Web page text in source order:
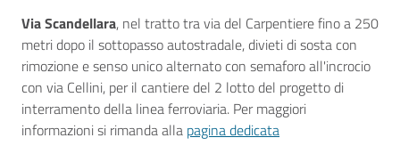
Via Scandellara, nel tratto tra via del Carpentiere fino a 250
metri dopo il sottopasso autostradale, divieti di sosta con
rimozione e senso unico alternato con semaforo all'incrocio
con via Cellini, per il cantiere del 2 lotto del progetto di
interramento della linea ferroviaria. Per maggiori
informazioni si rimanda alla pagina dedicata